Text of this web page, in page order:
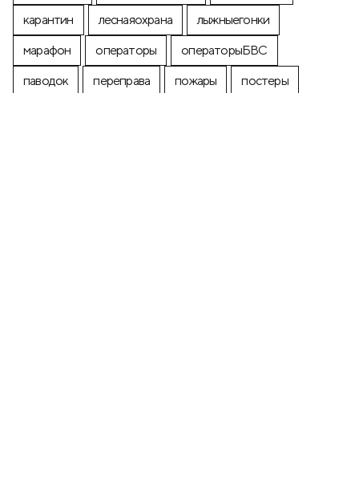
карантин
леснаяохрана
лыжныегонки
марафон
операторы
операторыБВС
паводок
переправа пожары
постеры